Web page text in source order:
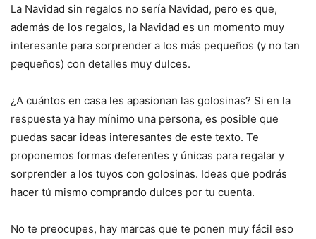
La Navidad sin regalos no sería Navidad, pero es que,
además de los regalos, la Navidad es un momento muy
interesante para sorprender a los más pequeños (y no tan
pequeños) con detalles muy dulces.
¿A cuántos en casa les apasionan las golosinas? Si en la
respuesta ya hay mínimo una persona, es posible que
puedas sacar ideas interesantes de este texto. Te
proponemos formas deferentes y únicas para regalar y
sorprender a los tuyos con golosinas. Ideas que podrás
hacer tú mismo comprando dulces por tu cuenta.
No te preocupes, hay marcas que te ponen muy fácil eso